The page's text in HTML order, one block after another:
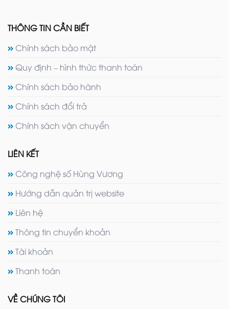
THÔNG TIN CẦN BIẾT
Chính sách bảo mật
Quy định – hình thức thanh toán
Chính sách bảo hành
Chính sách đổi trả
Chính sách vận chuyển
LIÊN KẾT
Công nghệ số Hùng Vương
Hướng dẫn quản trị website
Liên hệ
Thông tin chuyển khoản
Tài khoản
Thanh toán
VỀ CHÚNG TÔI